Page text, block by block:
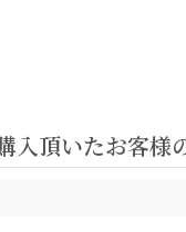
入頂いたお客様